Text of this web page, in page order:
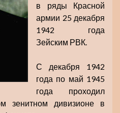
в ряды Красной
армии 25 декабря
1942 года
Зейским РВК.
С декабря 1942
года по май 1945
года проходил
зенитном дивизионе в